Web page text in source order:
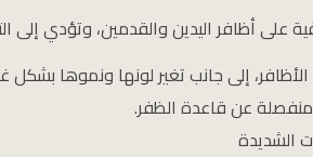
على أظافر اليدين والقدمين، وتؤدي إلى
إلى جانب تغير لونها ونموها بشكل
عن قاعدة الظفر.
الشديدة